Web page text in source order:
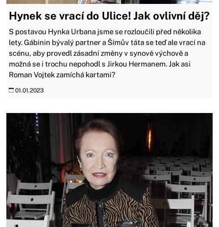
Hynek se vrací do Ulice! Jak ovlivní děj?
S postavou Hynka Urbana jsme se rozloučili před několika
lety. Gábinin bývalý partner a Šímův táta se teď ale vrací na
scénu, aby provedl zásadní změny v synově výchově a
možná se i trochu nepohodl s Jirkou Hermanem. Jak asi
Roman Vojtek zamíchá kartami?
01.01.2023